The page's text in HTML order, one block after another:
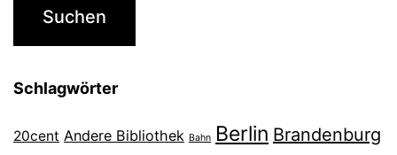
Schlagwörter
20cent Andere Bibliothek Bahn Berlin Brandenburg